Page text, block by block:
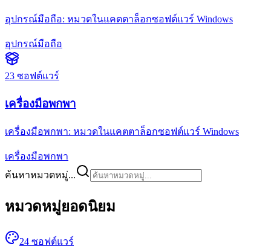
อุปกรณ์มือถือ: หมวดในแคตตาล็อกซอฟต์แวร์ Windows
อุปกรณ์มือถือ
23 ซอฟต์แวร์
เครื่องมือพกพา
เครื่องมือพกพา: หมวดในแคตตาล็อกซอฟต์แวร์ Windows
เครื่องมือพกพา
ค้นหาหมวดหมู่...
หมวดหมู่ยอดนิยม
24 ซอฟต์แวร์